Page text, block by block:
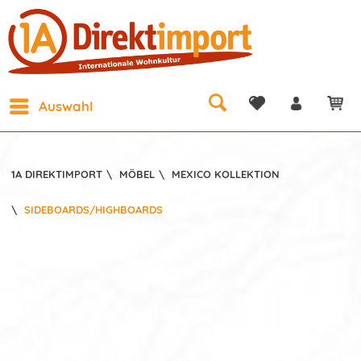
Auswahl
1A DIREKTIMPORT \ MÖBEL \ MEXICO KOLLEKTION
\ SIDEBOARDS/HIGHBOARDS